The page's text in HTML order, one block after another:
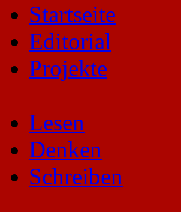
Startseite
Editorial
Projekte
Lesen
Denken
Schreiben